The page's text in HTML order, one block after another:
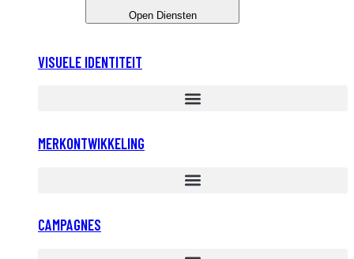
Open Diensten
VISUELE IDENTITEIT
MERKONTWIKKELING
CAMPAGNES